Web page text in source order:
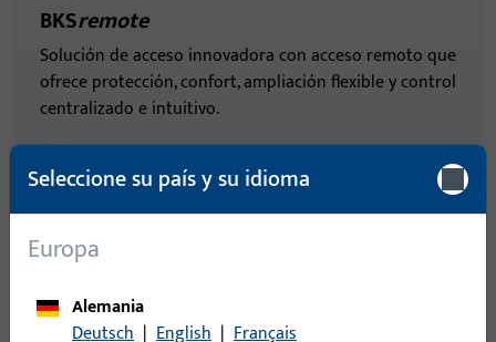
BKSremote
Solución de acceso innovadora con acceso remoto que
ofrece protección, confort, ampliación flexible y control
centralizado e intuitivo.
BKS | hotel
Seleccione su país y su idioma
Europa
Alemania
Deutsch | English | Français